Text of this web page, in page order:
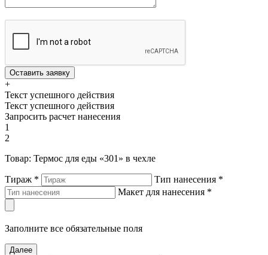
Оставить заявку
+
Текст успешного действия
Текст успешного действия
Запросить расчет нанесения
1
2
Товар: Термос для еды «301» в чехле
Тираж * Тип нанесения *
Макет для нанесения *
Заполните все обязательные поля
Далее